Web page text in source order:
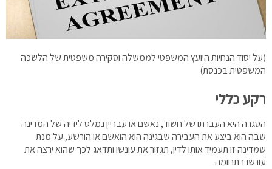
(על יסוד הנחיות היועץ המשפטי לממשלה וסקירה משפטית של הלשכה
המשפטית בכנסת)
רקע כללי
הסגרה היא העברתו של חשוד, נאשם או עבריין נמלט לידיה של המדינה
שבה הוא ביצע את העבירה שבגינה הוא הואשם או הורשע, על מנת
שמדינה זו תעמיד אותו לדין, תגזור את עונשו ותדאג לכך שהוא ירצה את
עונשו בתחומה.